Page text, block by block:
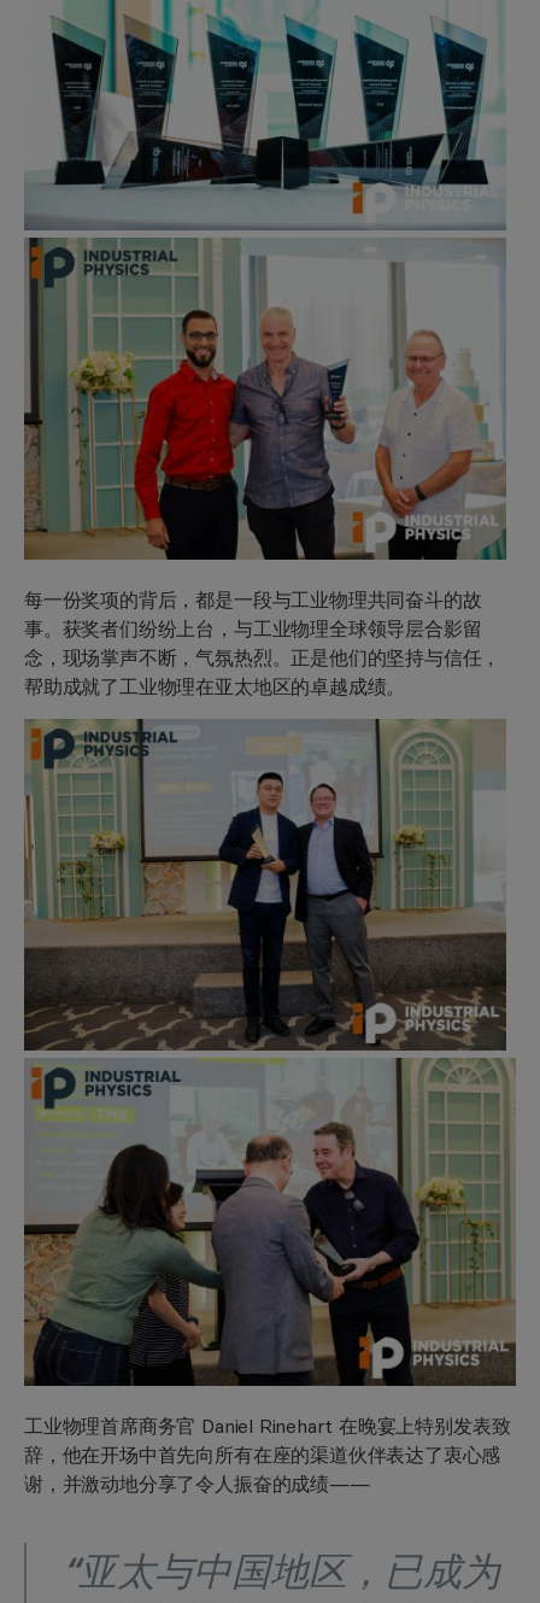
每一份奖项的背后，都是一段与工业物理共同奋斗的故
事。获奖者们纷纷上台，与工业物理全球领导层合影留
念，现场掌声不断，气氛热烈。正是他们的坚持与信任，
帮助成就了工业物理在亚太地区的卓越成绩。
工业物理首席商务官 Daniel Rinehart 在晚宴上特别发表致
辞，他在开场中首先向所有在座的渠道伙伴表达了衷心感
谢，并激动地分享了令人振奋的成绩——
“亚太与中国地区，已成为